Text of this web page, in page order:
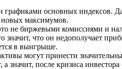
основных индексов.
новых максимумов.
не биржевыми комиссиями и
что он недополучает
в выигрыше.
могут принести
значит, после кризиса